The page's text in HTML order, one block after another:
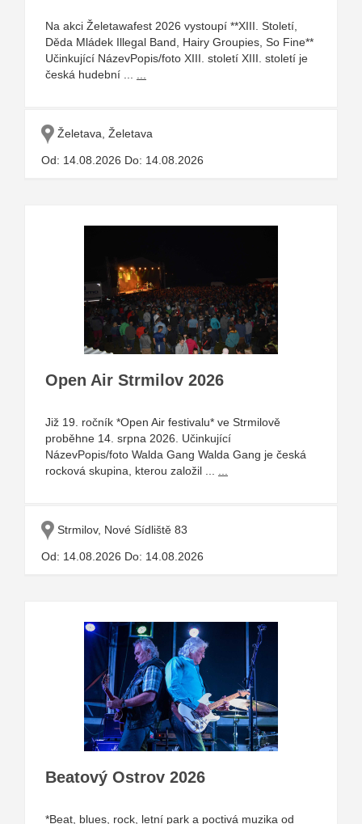
Na akci Želetawafest 2026 vystoupí **XIII. Století,
Děda Mládek Illegal Band, Hairy Groupies, So Fine**
Učinkující NázevPopis/foto XIII. století XIII. století je
česká hudební ...
Želetava, Želetava
Od: 14.08.2026 Do: 14.08.2026
Open Air Strmilov 2026
Již 19. ročník *Open Air festivalu* ve Strmilově
proběhne 14. srpna 2026. Učinkující
NázevPopis/foto Walda Gang Walda Gang je česká
rocková skupina, kterou založil ...
Strmilov, Nové Sídliště 83
Od: 14.08.2026 Do: 14.08.2026
Beatový Ostrov 2026
*Beat, blues, rock, letní park a poctivá muzika od